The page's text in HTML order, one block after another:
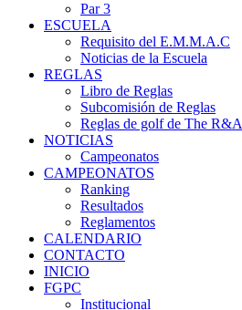
Par 3
ESCUELA
Requisito del E.M.M.A.C
Noticias de la Escuela
REGLAS
Libro de Reglas
Subcomisión de Reglas
Reglas de golf de The R&A
NOTICIAS
Campeonatos
CAMPEONATOS
Ranking
Resultados
Reglamentos
CALENDARIO
CONTACTO
INICIO
FGPC
Institucional